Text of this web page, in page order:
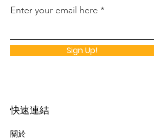
Enter your email here
Sign Up!
快速連結
關於